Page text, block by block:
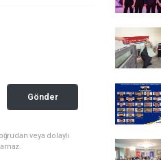
Gönder
veya dolaylı